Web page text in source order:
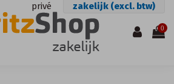
privé zakelijk (excl. btw)
0